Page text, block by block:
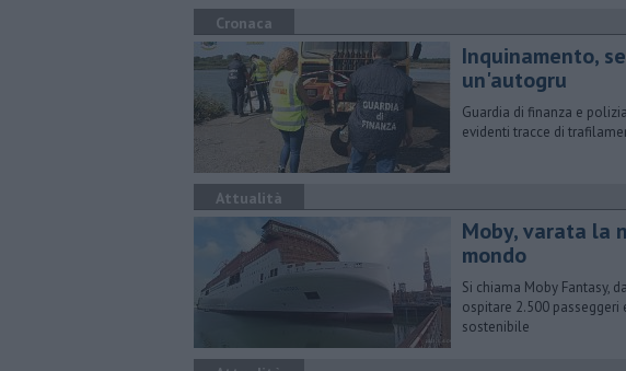
Cronaca
Inquinamento,
un'autogru
Guardia di finanza e
evidenti tracce di
Attualità
Moby, varata la
mondo
Si chiama Moby Fantasy,
ospitare 2.500
sostenibile